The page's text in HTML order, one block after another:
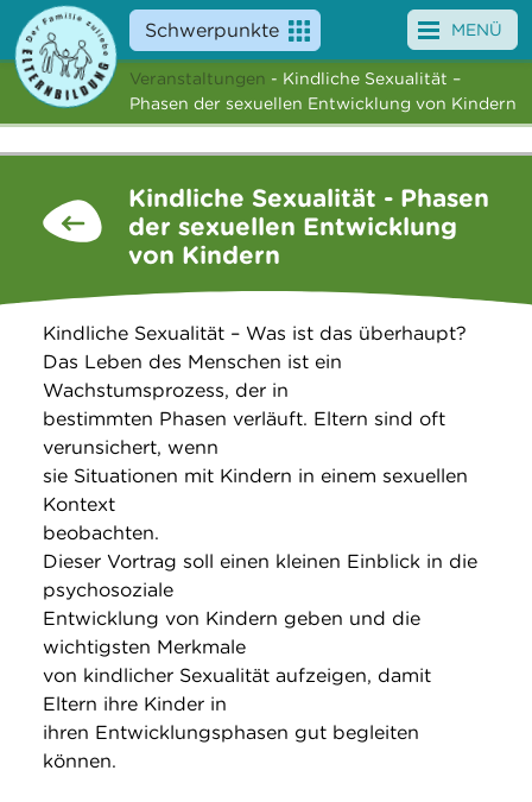
Schwerpunkte
Angebote
News
Suche
MENÜ
Veranstaltungen - Kindliche Sexualität –
Phasen der sexuellen Entwicklung von Kindern
Kindliche Sexualität - Phasen
der sexuellen Entwicklung
von Kindern
Kindliche Sexualität – Was ist das überhaupt?
Das Leben des Menschen ist ein
Wachstumsprozess, der in
bestimmten Phasen verläuft. Eltern sind oft
verunsichert, wenn
sie Situationen mit Kindern in einem sexuellen
Kontext
beobachten.
Dieser Vortrag soll einen kleinen Einblick in die
psychosoziale
Entwicklung von Kindern geben und die
wichtigsten Merkmale
von kindlicher Sexualität aufzeigen, damit
Eltern ihre Kinder in
ihren Entwicklungsphasen gut begleiten
können.